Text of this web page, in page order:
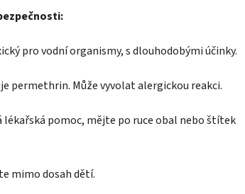
pro vodní organismy, s dlouhodobými účinky.
permethrin. Může vyvolat alergickou reakci.
lékařská pomoc, mějte po ruce obal nebo štítek
mimo dosah dětí.